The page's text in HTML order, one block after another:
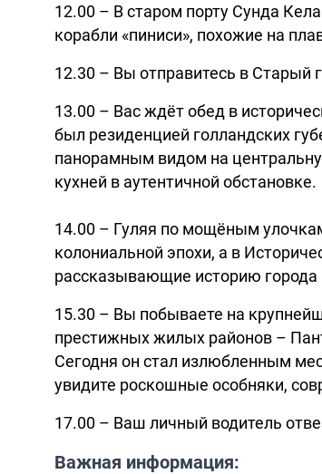
12.00 – В старом порту Сунда
корабли «пиниси», похожие на
12.30 – Вы отправитесь в Старый
13.00 – Вас ждёт обед в
был резиденцией голландских
панорамным видом на
кухней в аутентичной обстановке.
14.00 – Гуляя по мощёным
колониальной эпохи, а в
рассказывающие историю города
15.30 – Вы побываете на
престижных жилых районов –
Сегодня он стал излюбленным
увидите роскошные особняки,
17.00 – Ваш личный водитель
Важная информация: